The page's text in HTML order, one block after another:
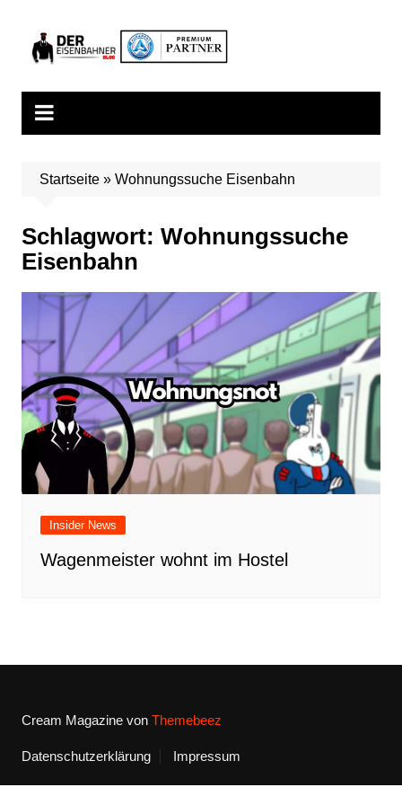
springen
Startseite» Wohnungssuche Eisenbahn
Schlagwort: Wohnungssuche
Eisenbahn
Insider News
Wagenmeister wohnt im Hostel
Cream Magazine von Themebeez
Datenschutzerklärung Impressum